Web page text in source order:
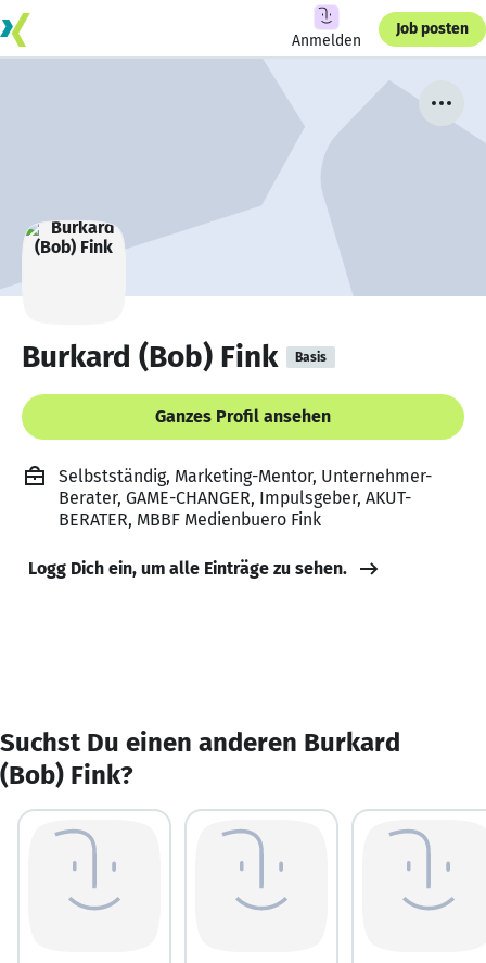
Anmelden
Job posten
Burkard (Bob) Fink Basis
Ganzes Profil ansehen
Selbstständig, Marketing-Mentor, Unternehmer-
Berater, GAME-CHANGER, Impulsgeber, AKUT-
BERATER, MBBF Medienbuero Fink
Logg Dich ein, um alle Einträge zu sehen.
Suchst Du einen anderen Burkard
(Bob) Fink?